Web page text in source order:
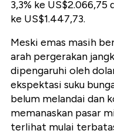
3,3% ke US$2.066,75
ke US$1.447,73.
Meski emas masih
arah pergerakan
dipengaruhi oleh
ekspektasi suku
belum melandai dan
memanaskan pasar
terlihat mulai